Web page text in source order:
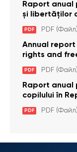
Raport
și libertăților
anul 2023
PDF PDF
Annual report
rights and
Moldova in
PDF PDF
Raport
copilului în
PDF PDF